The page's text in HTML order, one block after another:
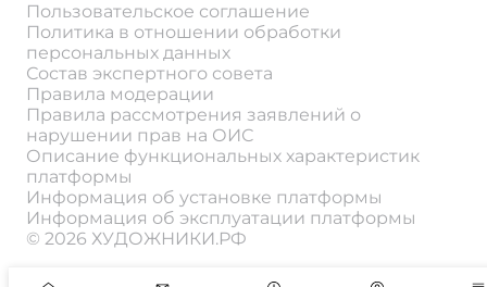
Пользовательское соглашение
Политика в отношении обработки
персональных данных
Состав экспертного совета
Правила модерации
Правила рассмотрения заявлений о
нарушении прав на ОИС
Описание функциональных характеристик
платформы
Информация об установке платформы
Информация об эксплуатации платформы
© 2026 ХУДОЖНИКИ.РФ